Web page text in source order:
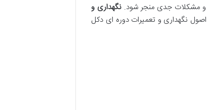
و مشکلات جدی منجر شود. نگهداری و
نگهداری و تعمیرات دوره ای دکل